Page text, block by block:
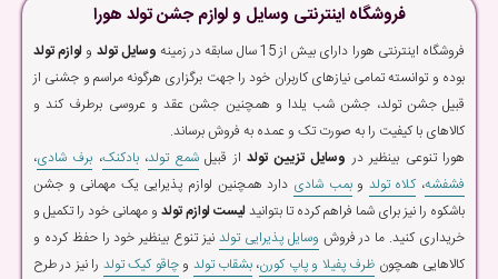
فروشگاه اینترنتی وسایل و لوازم جشن تولد هورا
فروشگاه اینترنتی هورا دارای بیش از 15 سال سابقه در زمینه وسایل تولد و لوازم تولد
بوده و توانسته تمامی نیازهای کاربران خود را جهت برگزاری هرگونه مراسم و جشنی از
قبیل جشن تولد، جشن شب یلدا و همچنین جشن عقد و عروسی برطرف کند و
کالاهای با کیفیت را به صورت تک و عمده به فروش برساند.
هورا تنوعی بینظیر در وسایل تزیین تولداز قبیلشمع تولد،بادکنک، برف شادی،
فشفشه،کلاه تولد وبمب شادی دارد همچنین لوازم پذیرایی یک مهمانی و جشن
باشکوه را نیز برای شما فراهم کرده تا بتوانیدلیست لوازم تولد و مهمانی خود را تکمیل و
خریداری کنید. ما در فروش وسایل پذیرایی تولد نیز تنوع بینظیر خود را حفظ کرده و
کالاهایی همچون ظرف پفیلا و پاپ کورن،بشقاب تولد وچاقو کیک تولد را نیز در طرح